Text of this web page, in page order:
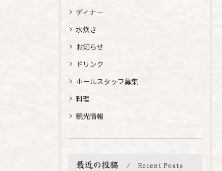
ディナー
水炊き
お知らせ
ドリンク
ホールスタッフ募集
料理
観光情報
最近の投稿 Recent Posts